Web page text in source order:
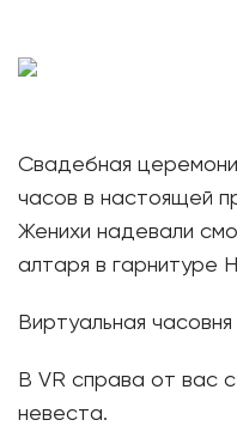
Свадебная
часов в настоящей
Женихи надевали
алтаря в гарнитуре
Виртуальная
В VR справа от вас
невеста.